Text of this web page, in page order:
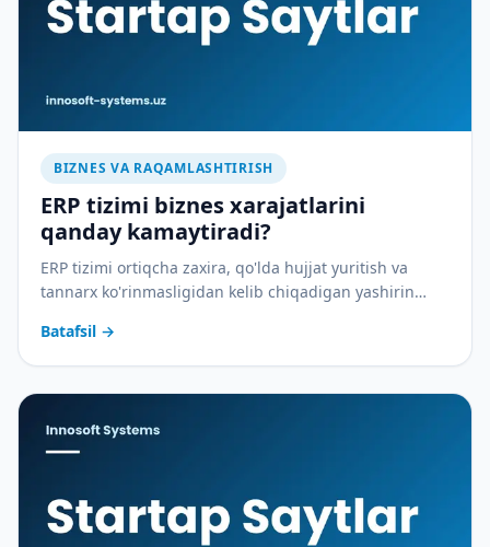
BIZNES VA RAQAMLASHTIRISH
ERP tizimi biznes xarajatlarini
qanday kamaytiradi?
ERP tizimi ortiqcha zaxira, qo'lda hujjat yuritish va
tannarx ko'rinmasligidan kelib chiqadigan yashirin
Batafsil →